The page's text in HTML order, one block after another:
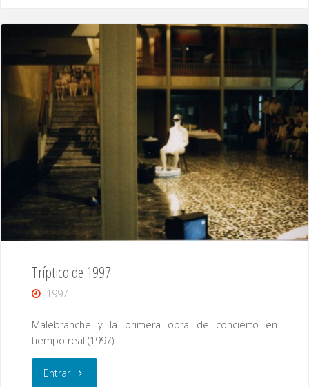
policiales»,
óleo/temple/acrílico
(para
revisar)"
Tríptico de 1997
1997
Malebranche y la primera obra de concierto en
tiempo real (1997)
Entrar"Tríptico